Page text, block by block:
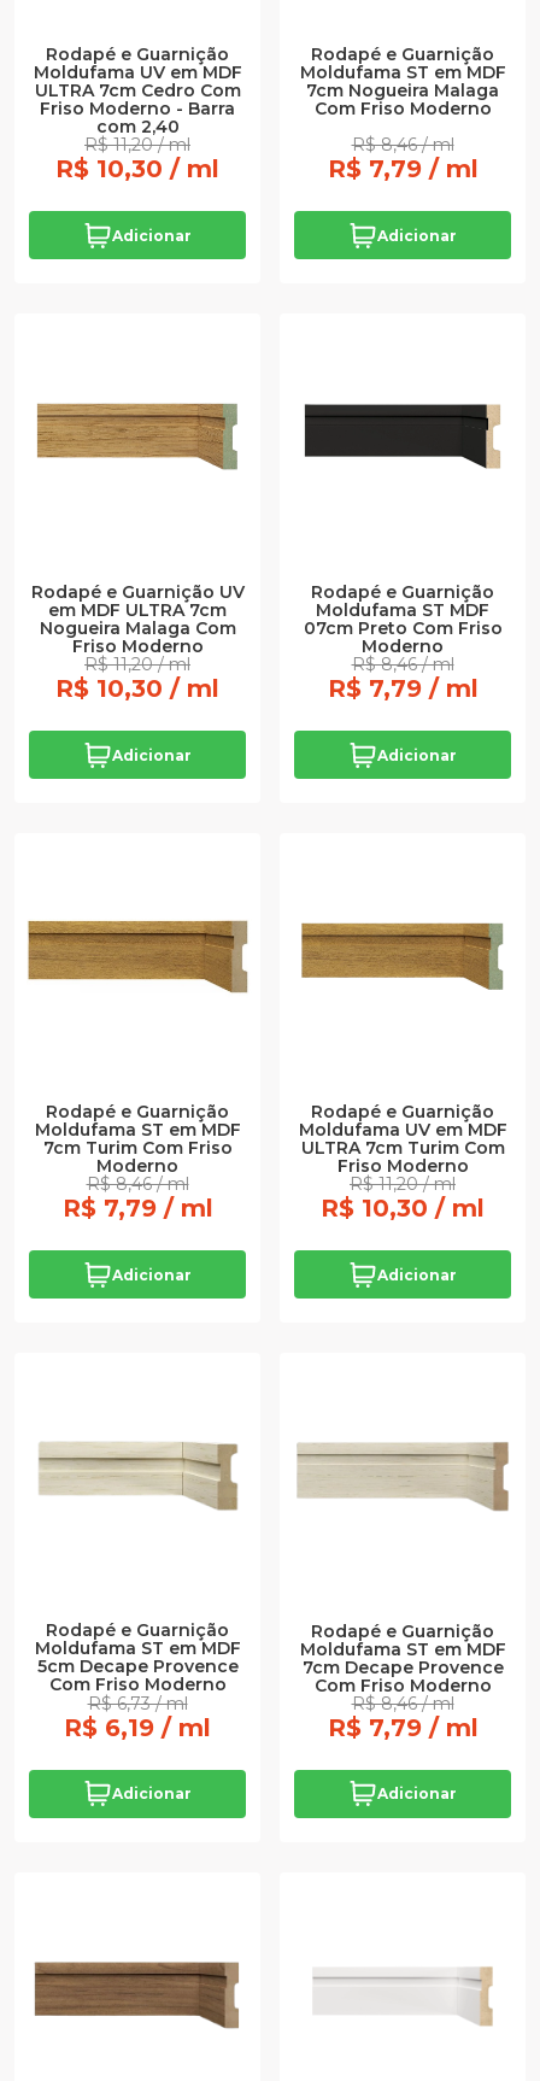
Rodapé e Guarnição
Moldufama UV em MDF
ULTRA 7cm Cedro Com
Friso Moderno - Barra
com 2,40
R$ 11,20 / ml
R$ 10,30 / ml
Adicionar
Rodapé e Guarnição
Moldufama ST em MDF
7cm Nogueira Malaga
Com Friso Moderno
R$ 8,46 / ml
R$ 7,79 / ml
Adicionar
Rodapé e Guarnição UV
em MDF ULTRA 7cm
Nogueira Malaga Com
Friso Moderno
R$ 11,20 / ml
R$ 10,30 / ml
Adicionar
Rodapé e Guarnição
Moldufama ST MDF
07cm Preto Com Friso
Moderno
R$ 8,46 / ml
R$ 7,79 / ml
Adicionar
Rodapé e Guarnição
Moldufama ST em MDF
7cm Turim Com Friso
Moderno
R$ 8,46 / ml
R$ 7,79 / ml
Adicionar
Rodapé e Guarnição
Moldufama UV em MDF
ULTRA 7cm Turim Com
Friso Moderno
R$ 11,20 / ml
R$ 10,30 / ml
Adicionar
Rodapé e Guarnição
Moldufama ST em MDF
5cm Decape Provence
Com Friso Moderno
R$ 6,73 / ml
R$ 6,19 / ml
Adicionar
Rodapé e Guarnição
Moldufama ST em MDF
7cm Decape Provence
Com Friso Moderno
R$ 8,46 / ml
R$ 7,79 / ml
Adicionar